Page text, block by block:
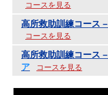
コースを見る
高所救助訓練コース –
コースを見る
高所救助訓練コース –
ア
コースを見る